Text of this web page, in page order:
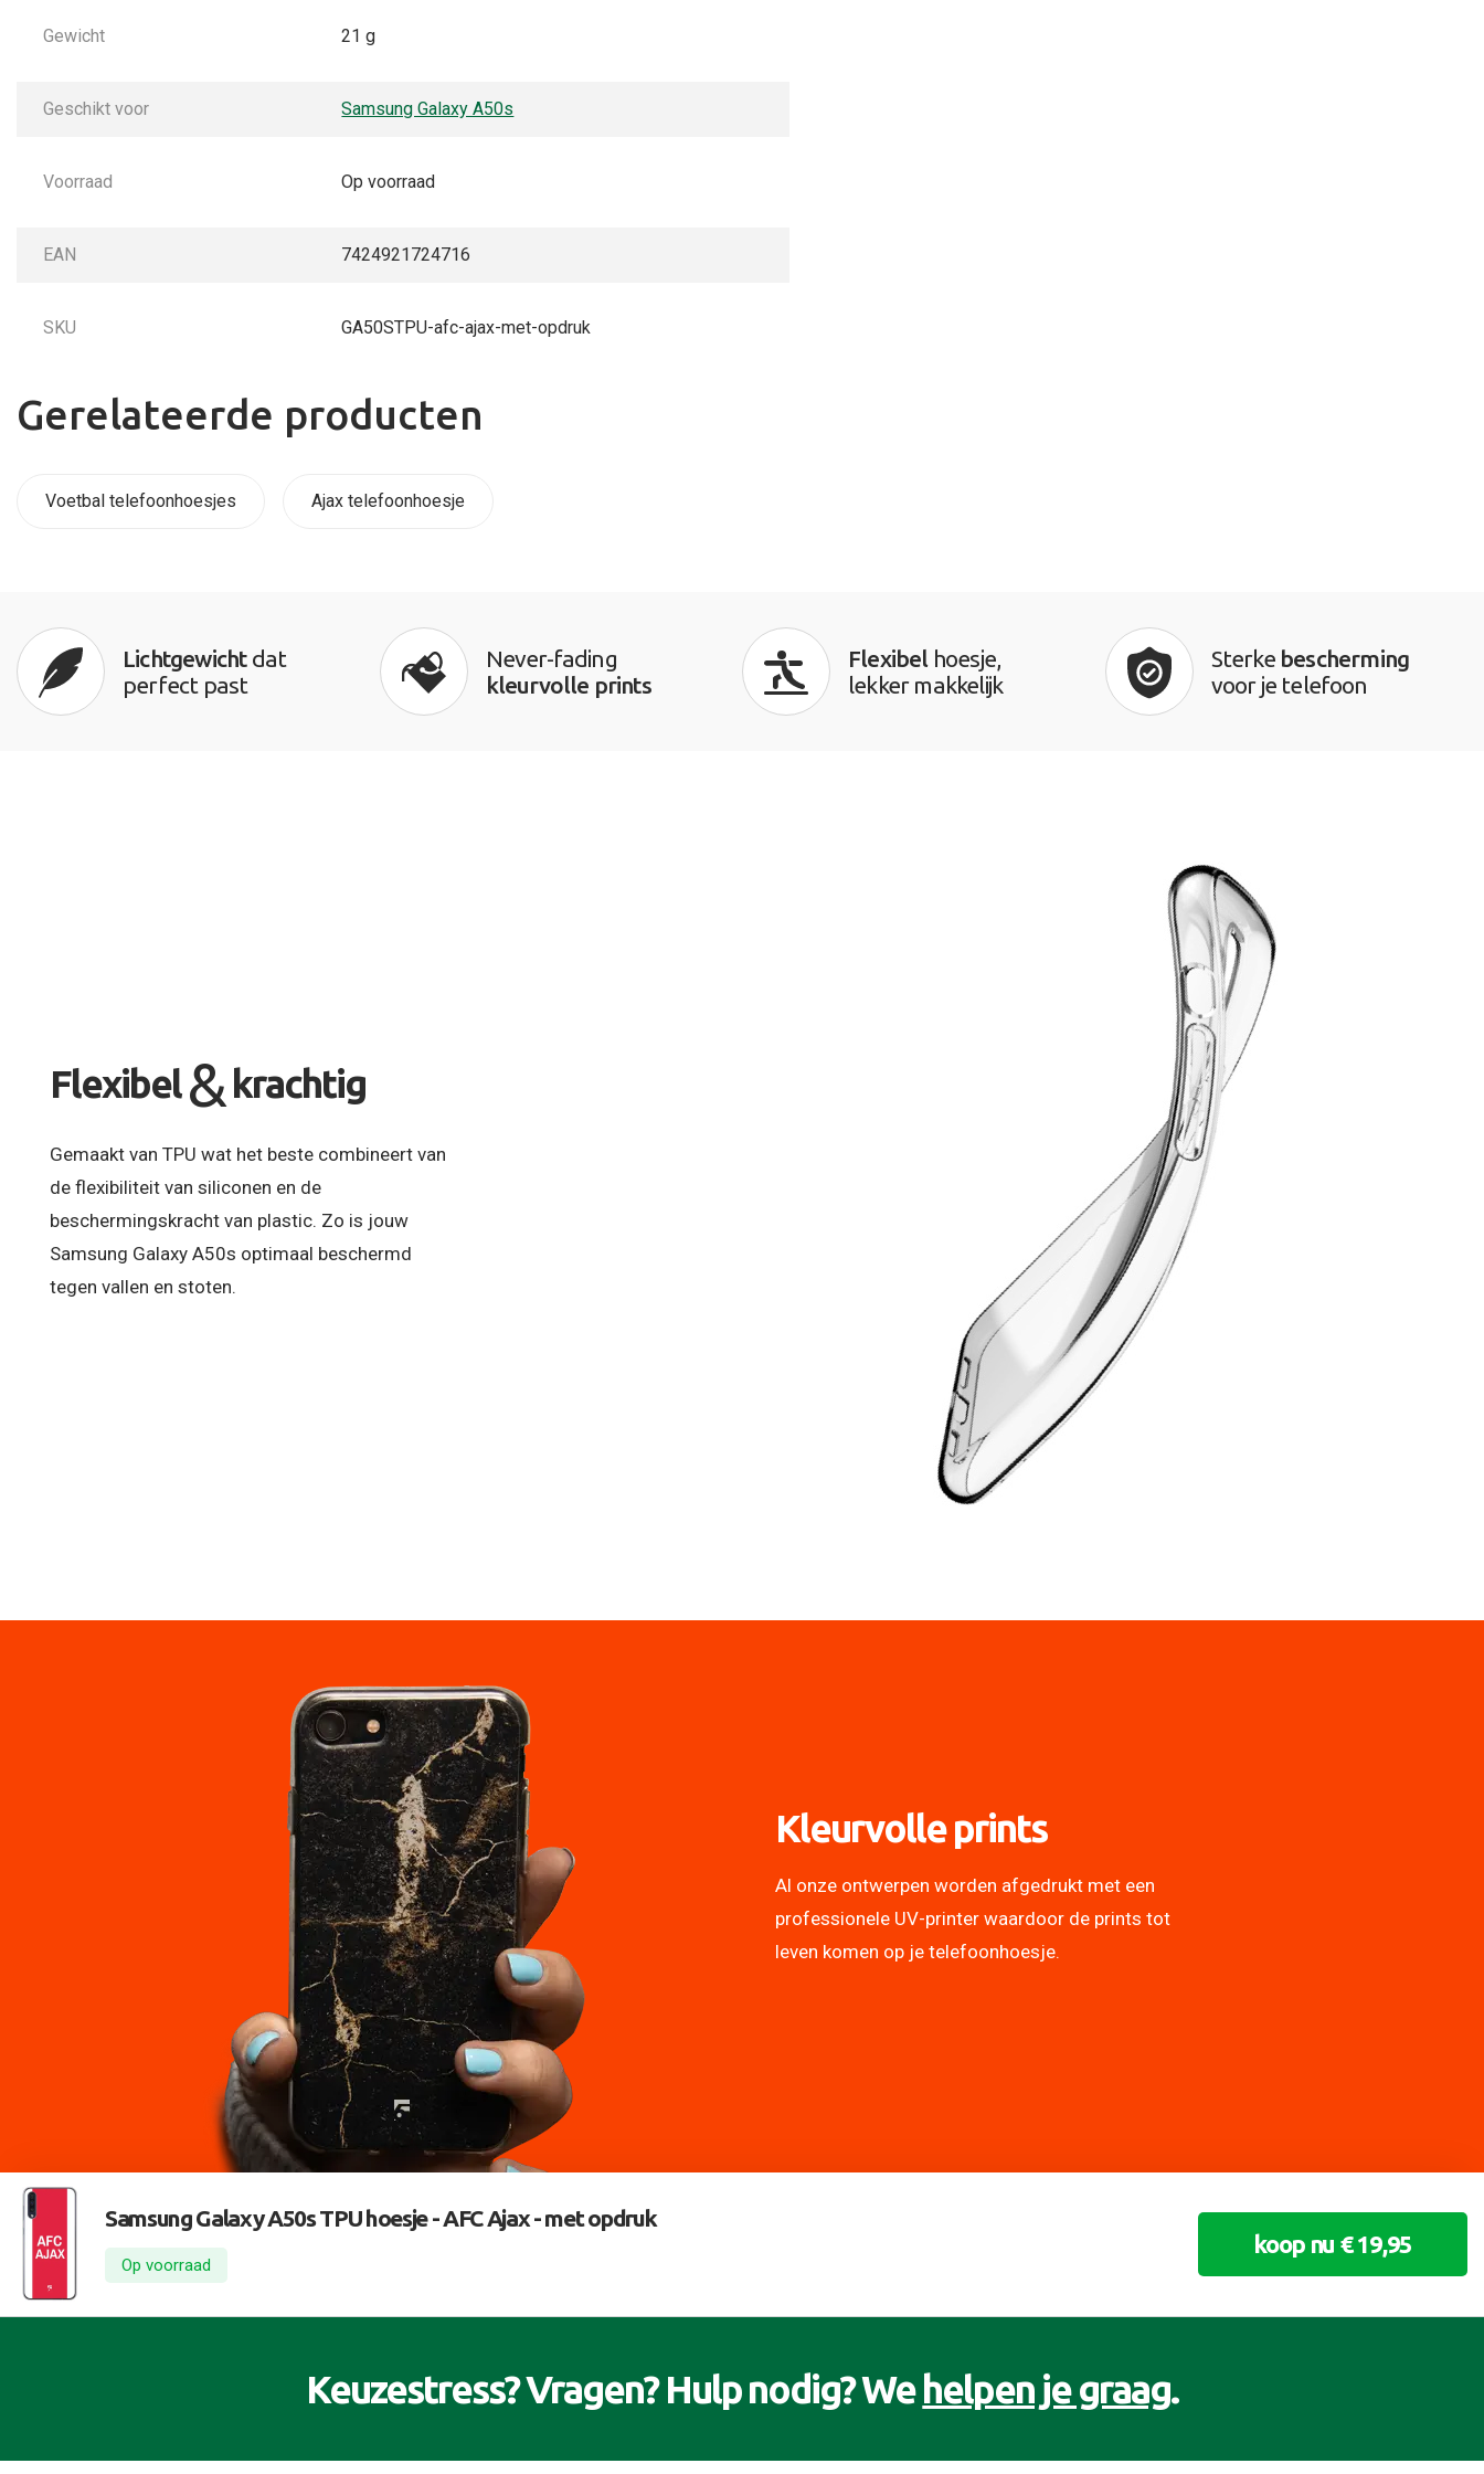
Gewicht 21 g
Geschikt voor Samsung Galaxy A50s
Voorraad Op voorraad
EAN 7424921724716
SKU GA50STPU-afc-ajax-met-opdruk
Gerelateerde producten
Voetbal telefoonhoesjes Ajax telefoonhoesje
Lichtgewichtdat
perfect past
Never-fading
kleurvolle prints
Flexibel hoesje,
lekker makkelijk
Sterke bescherming
voor je telefoon
Flexibel & krachtig
Gemaakt van TPU wat het beste combineert van
de flexibiliteit van siliconen en de
beschermingskracht van plastic. Zo is jouw
Samsung Galaxy A50s optimaal beschermd
tegen vallen en stoten.
Kleurvolle prints
Al onze ontwerpen worden afgedrukt met een
professionele UV-printer waardoor de prints tot
leven komen op je telefoonhoesje.
Samsung Galaxy A50s TPU hoesje -AFC Ajax - met opdruk
Op voorraad
koop nu € 19,95
Keuzestress? Vragen? Hulp nodig? Wehelpen je graag.